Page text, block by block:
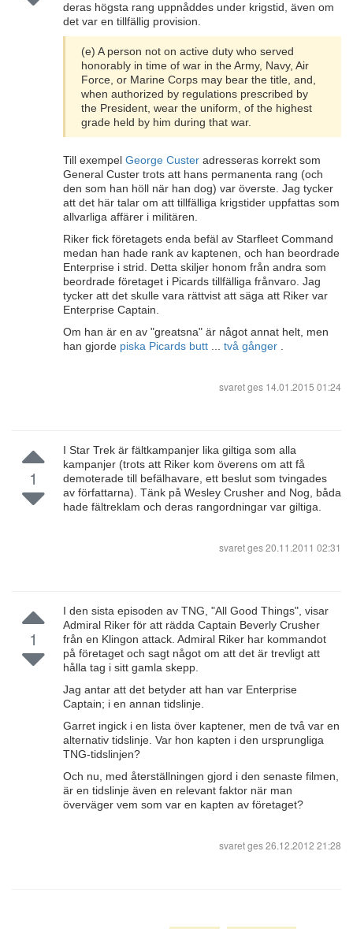
deras högsta rang uppnåddes under krigstid, även om
det var en tillfällig provision.
(e) A person not on active duty who served
honorably in time of war in the Army, Navy, Air
Force, or Marine Corps may bear the title, and,
when authorized by regulations prescribed by
the President, wear the uniform, of the highest
grade held by him during that war.
Till exempel George Custer adresseras korrekt som
General Custer trots att hans permanenta rang (och
den som han höll när han dog) var överste. Jag tycker
att det här talar om att tillfälliga krigstider uppfattas som
allvarliga affärer i militären.
Riker fick företagets enda befäl av Starfleet Command
medan han hade rank av kaptenen, och han beordrade
Enterprise i strid. Detta skiljer honom från andra som
beordrade företaget i Picards tillfälliga frånvaro. Jag
tycker att det skulle vara rättvist att säga att Riker var
Enterprise Captain.
Om han är en av "greatsna" är något annat helt, men
han gjorde piska Picards butt två gånger
svaret ges 14.01.2015 01:24
1
I Star Trek är fältkampanjer lika giltiga som alla
kampanjer (trots att Riker kom överens om att få
demoterade till befälhavare, ett beslut som tvingades
av författarna). Tänk på Wesley Crusher and Nog, båda
hade fältreklam och deras rangordningar var giltiga.
svaret ges20.11.2011 02:31
1
I den sista episoden av TNG, "All Good Things", visar
Admiral Riker för att rädda Captain Beverly Crusher
från en Klingon attack. Admiral Riker har kommandot
på företaget och sagt något om att det är trevligt att
hålla tag i sitt gamla skepp.
Jag antar att det betyder att han var Enterprise
Captain; i en annan tidslinje.
Garret ingick i en lista över kaptener, men de två var en
alternativ tidslinje. Var hon kapten i den ursprungliga
TNG-tidslinjen?
Och nu, med återställningen gjord i den senaste filmen,
är en tidslinje även en relevant faktor när man
överväger vem som var en kapten av företaget?
svaret ges26.12.2012 21:28